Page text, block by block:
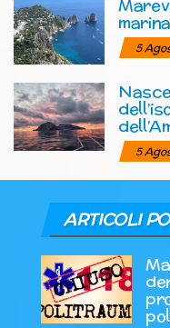
5
5
ARTICOLI